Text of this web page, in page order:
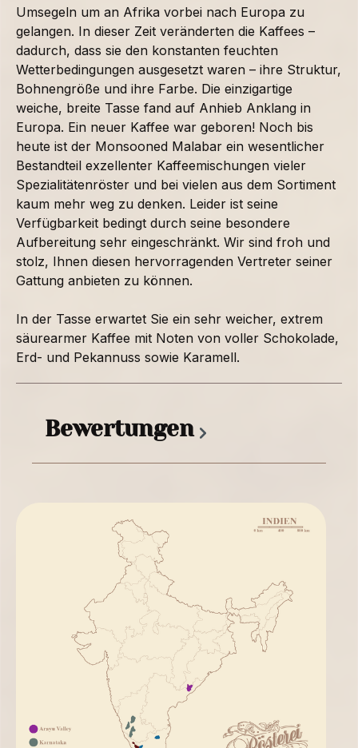
Umsegeln um an Afrika vorbei nach Europa zu
gelangen. In dieser Zeit veränderten die Kaffees –
dadurch, dass sie den konstanten feuchten
Wetterbedingungen ausgesetzt waren – ihre Struktur,
Bohnengröße und ihre Farbe. Die einzigartige
weiche, breite Tasse fand auf Anhieb Anklang in
Europa. Ein neuer Kaffee war geboren! Noch bis
heute ist der Monsooned Malabar ein wesentlicher
Bestandteil exzellenter Kaffeemischungen vieler
Spezialitätenröster und bei vielen aus dem Sortiment
kaum mehr weg zu denken. Leider ist seine
Verfügbarkeit bedingt durch seine besondere
Aufbereitung sehr eingeschränkt. Wir sind froh und
stolz, Ihnen diesen hervorragenden Vertreter seiner
Gattung anbieten zu können.
In der Tasse erwartet Sie ein sehr weicher, extrem
säurearmer Kaffee mit Noten von voller Schokolade,
Erd- und Pekannuss sowie Karamell.
Bewertungen